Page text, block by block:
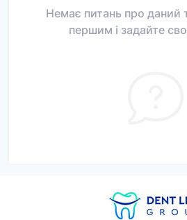
Немає питань про даний
першим і задайте